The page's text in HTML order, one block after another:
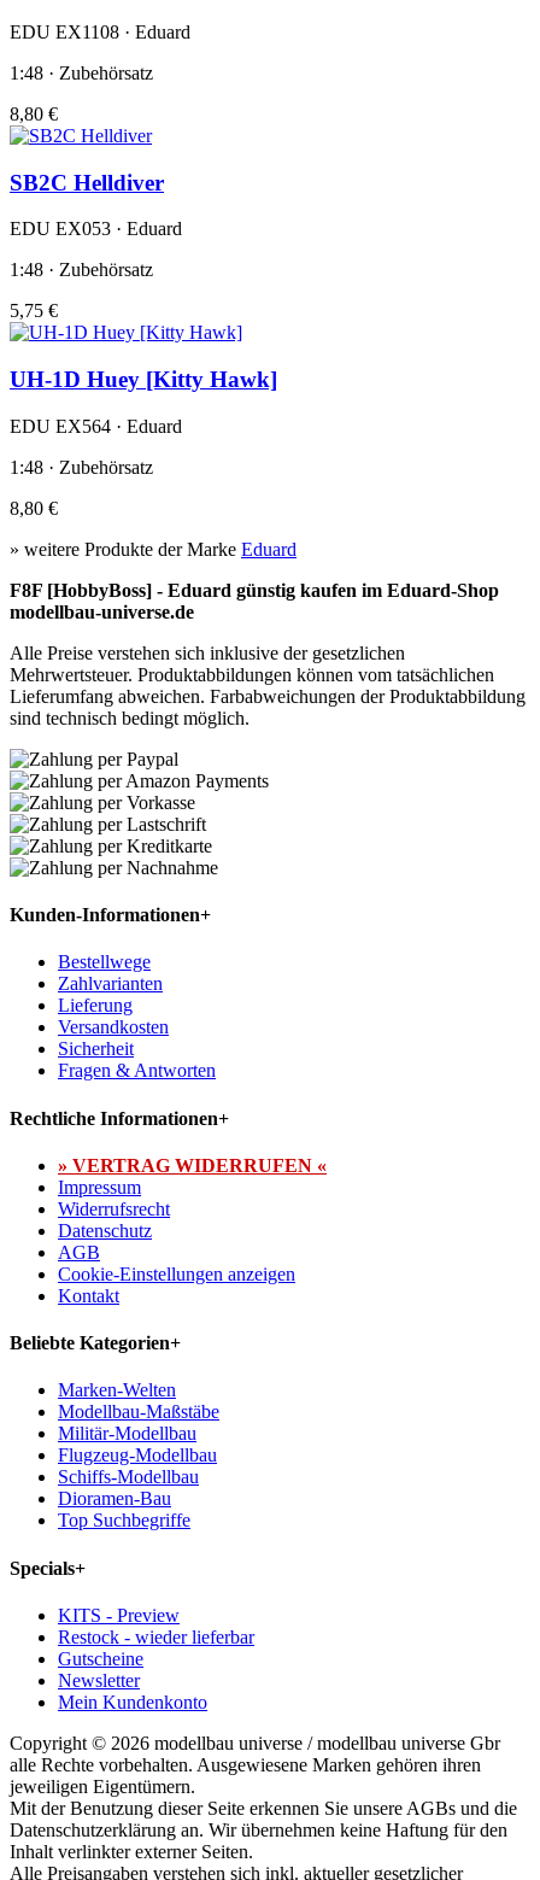
EDU EX1108 · Eduard
1:48 · Zubehörsatz
8,80 €
SB2C Helldiver
EDU EX053 · Eduard
1:48 · Zubehörsatz
5,75 €
UH-1D Huey [Kitty Hawk]
EDU EX564 · Eduard
1:48 · Zubehörsatz
8,80 €
» weitere Produkte der Marke Eduard
F8F [HobbyBoss] - Eduard günstig kaufen im Eduard-Shop
modellbau-universe.de
Alle Preise verstehen sich inklusive der gesetzlichen
Mehrwertsteuer. Produktabbildungen können vom tatsächlichen
Lieferumfang abweichen. Farbabweichungen der Produktabbildung
sind technisch bedingt möglich.
Kunden-Informationen+
Bestellwege
Zahlvarianten
Lieferung
Versandkosten
Sicherheit
Fragen & Antworten
Rechtliche Informationen+
» VERTRAG WIDERRUFEN «
Impressum
Widerrufsrecht
Datenschutz
AGB
Cookie-Einstellungen anzeigen
Kontakt
Beliebte Kategorien+
Marken-Welten
Modellbau-Maßstäbe
Militär-Modellbau
Flugzeug-Modellbau
Schiffs-Modellbau
Dioramen-Bau
Top Suchbegriffe
Specials+
KITS - Preview
Restock - wieder lieferbar
Gutscheine
Newsletter
Mein Kundenkonto
Copyright © 2026 modellbau universe / modellbau universe Gbr
alle Rechte vorbehalten. Ausgewiesene Marken gehören ihren
jeweiligen Eigentümern.
Mit der Benutzung dieser Seite erkennen Sie unsere AGBs und die
Datenschutzerklärung an. Wir übernehmen keine Haftung für den
Inhalt verlinkter externer Seiten.
Alle Preisangaben verstehen sich inkl. aktueller gesetzlicher